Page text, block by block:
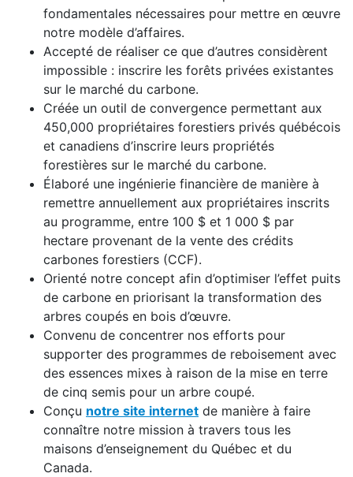
fondamentales nécessaires pour mettre en œuvre
notre modèle d’affaires.
Accepté de réaliser ce que d’autres considèrent
impossible : inscrire les forêts privées existantes
sur le marché du carbone.
Créée un outil de convergence permettant aux
450,000 propriétaires forestiers privés québécois
et canadiens d’inscrire leurs propriétés
forestières sur le marché du carbone.
Élaboré une ingénierie financière de manière à
remettre annuellement aux propriétaires inscrits
au programme, entre 100 $ et 1 000 $ par
hectare provenant de la vente des crédits
carbones forestiers (CCF).
Orienté notre concept afin d’optimiser l’effet puits
de carbone en priorisant la transformation des
arbres coupés en bois d’œuvre.
Convenu de concentrer nos efforts pour
supporter des programmes de reboisement avec
des essences mixes à raison de la mise en terre
de cinq semis pour un arbre coupé.
Conçu notre site internet de manière à faire
connaître notre mission à travers tous les
maisons d’enseignement du Québec et du
Canada.